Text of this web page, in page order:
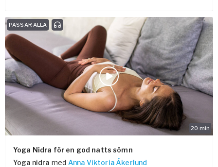
20 min
PASSAR ALLA
Yoga Nidra för en god natts sömn
Yoga nidra med Anna Viktoria Åkerlund